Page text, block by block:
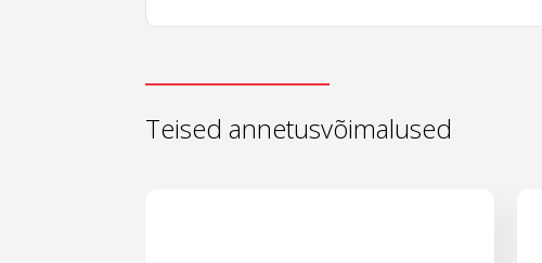
Teised annetusvõimalused